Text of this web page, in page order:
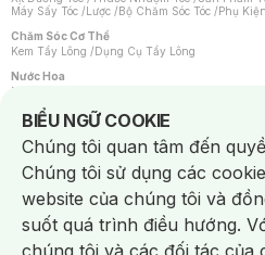
Máy Sấy Tóc /Lược /Bộ Chăm Sóc Tóc /Phụ
Chăm Sóc Cơ Thể
Kem Tẩy Lông /Dụng Cụ Tẩy Lông
Nước Hoa
Nước Hoa Nữ
Chăm Sóc Cá Nhân
Chống Muỗi /Khẩu Trang /Máy Massage/Mặt
Sản Phẩm Chăm Sóc Khác /Bàn Chải Đánh
Hỗ Trợ Trắng Răng/Kem Đánh Răng /Máy
Tăm / Chỉ Nha Khoa/ Xịt Thơm Miệng / Dung
Khăn Ướt Vệ Sinh Vùng Kín/Băng Vệ Sinh/
Máy Cạo Râu
Vấn Đề Về Da
Da Dầu / Lỗ Chân Lông To/ Da Khô / Mất Nước
BIỂU NGỮ COOKIE
Notice about cookies usage
Chúng tôi quan tâm đến
Chúng tôi sử dụng các
website của chúng tôi và
suốt quá trình điều hướng.
chúng tôi và các đối tác của